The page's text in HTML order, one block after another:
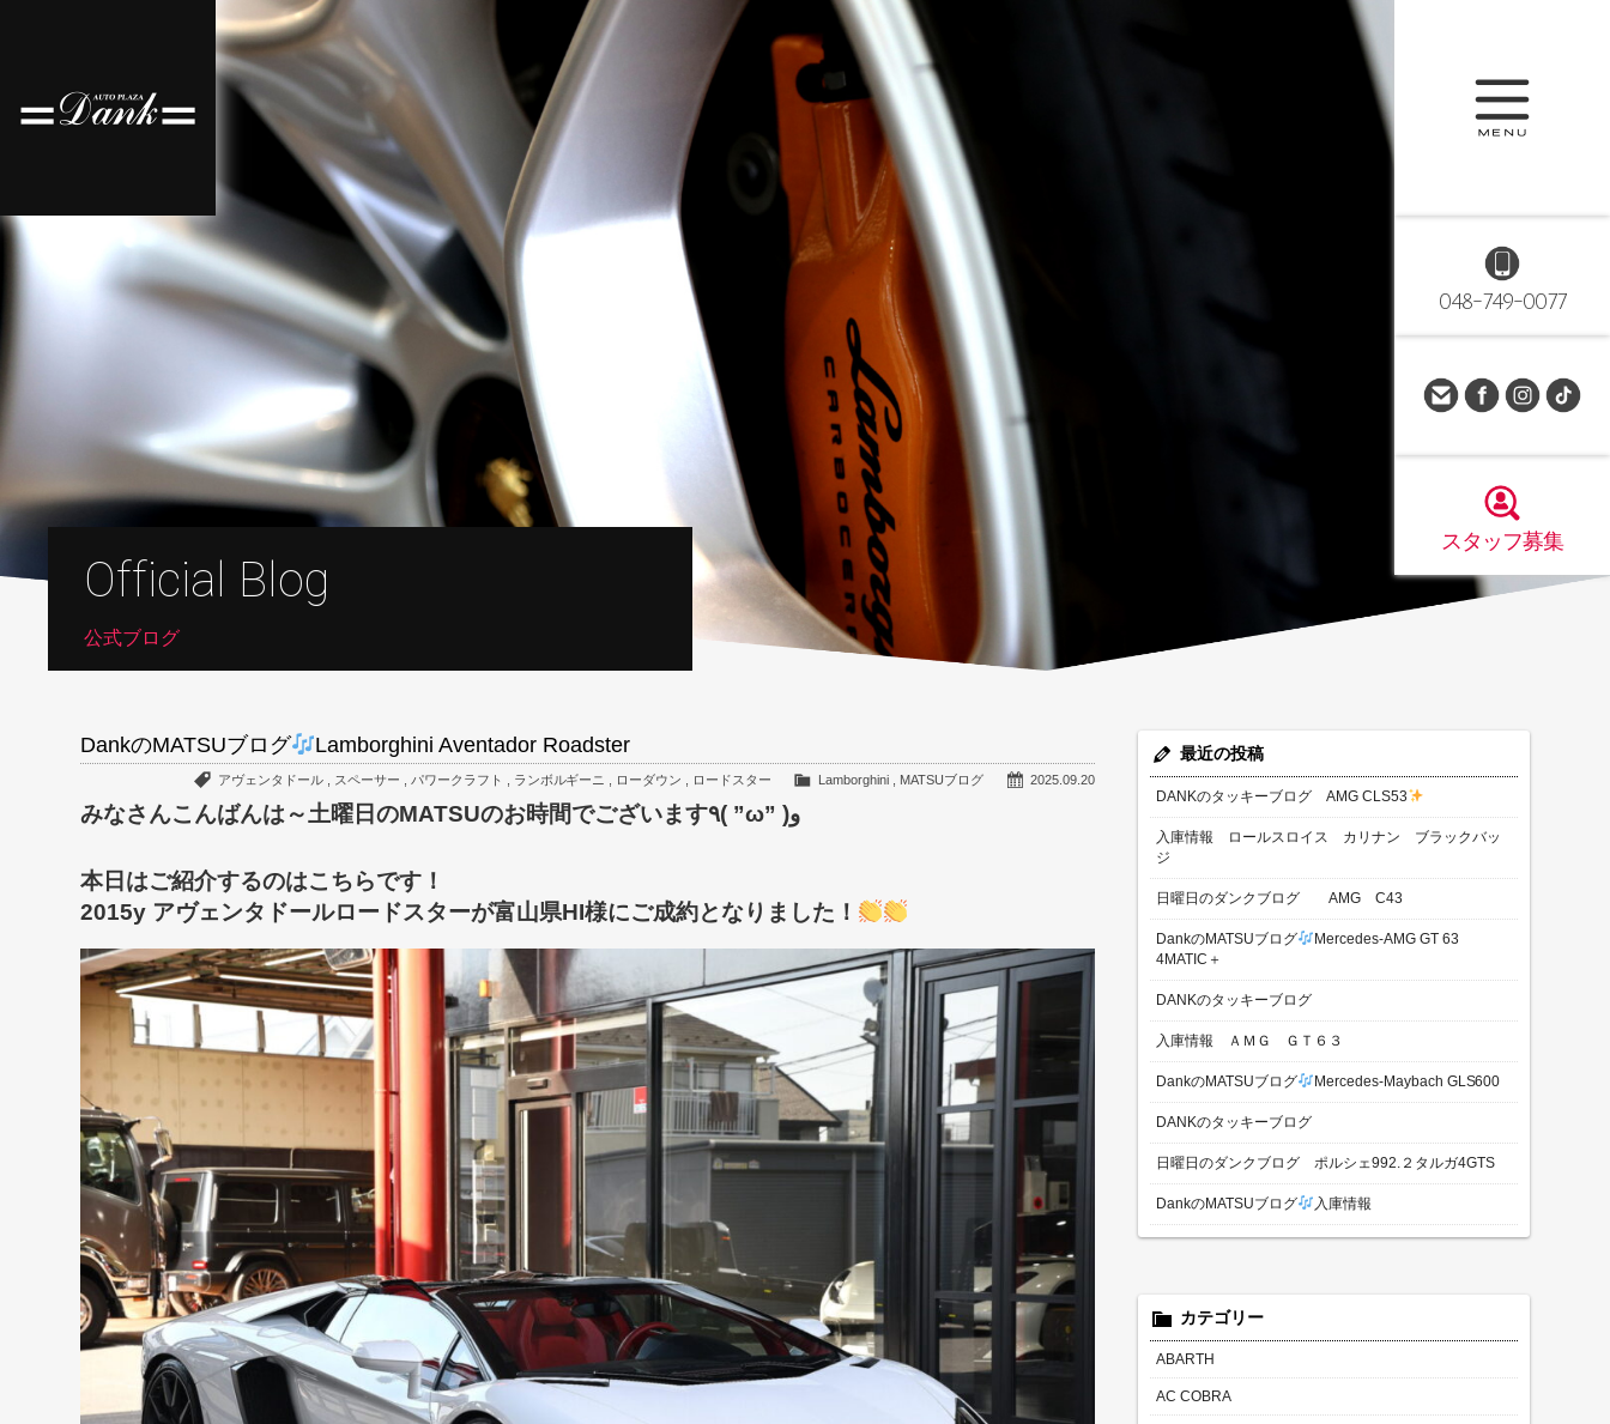
048-749-0077
スタッフ募集
Official Blog
公式ブログ
DankのMATSUブログ Lamborghini Aventador Roadster
2025.09.20
Lamborghini MATSUブログ
アヴェンタドール, スペーサー パワークラフト ランボルギーニ ローダウン ロードスター
みなさんこんばんは～土曜日のMATSUのお時間でございます٩( ”ω” )و
本日はご紹介するのはこちらです！
2015y アヴェンタドールロードスターが富山県HI様にご成約となりました！
最近の投稿
DANKのタッキーブログ AMG CLS53
入庫情報 ロールスロイス カリナン ブラックバッ
ジ
日曜日のダンクブログ AMG C43
DankのMATSUブログ
Mercedes-AMG GT 63
4MATIC＋
DANKのタッキーブログ
入庫情報 ＡＭＧ ＧＴ６３
DankのMATSUブログ Mercedes-Maybach GLS600
DANKのタッキーブログ
日曜日のダンクブログ ポルシェ992.２タルガ4GTS
DankのMATSUブログ 入庫情報
カテゴリー
ABARTH
AC COBRA